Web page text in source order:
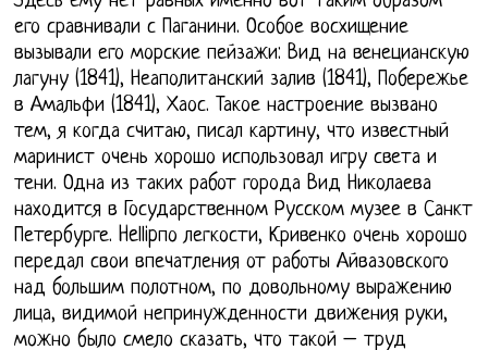
его сравнивали с Паганини. Особое восхищение
вызывали его морские пейзажи: Вид на венецианскую
лагуну (1841), Неаполитанский залив (1841), Побережье
в Амальфи (1841), Хаос. Такое настроение вызвано
тем, я когда считаю, писал картину, что известный
маринист очень хорошо использовал игру света и
тени. Одна из таких работ города Вид Николаева
находится в Государственном Русском музее в Санкт
Петербурге. Hellipпо легкости, Кривенко очень хорошо
передал свои впечатления от работы Айвазовского
над большим полотном, по довольному выражению
лица, видимой непринужденности движения руки,
можно было смело сказать, что такой – труд